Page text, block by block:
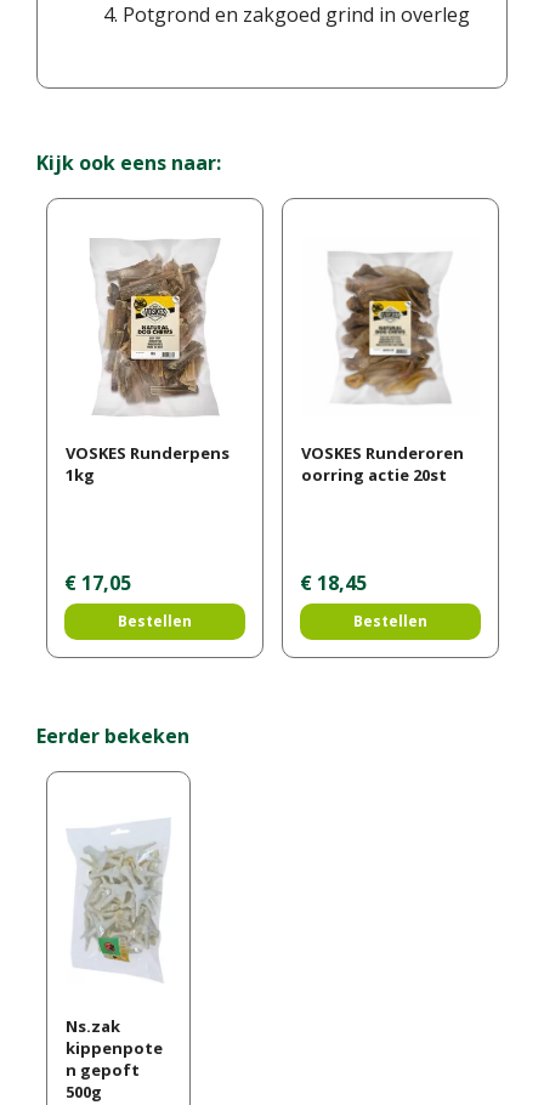
Potgrond en zakgoed grind in overleg
Kijk ook eens naar:
VOSKES Runderpens
1kg
€ 17,05
Bestellen
VOSKES Runderoren
oorring actie 20st
€ 18,45
Bestellen
Eerder bekeken
Ns.zak
kippenpote
n gepoft
500g